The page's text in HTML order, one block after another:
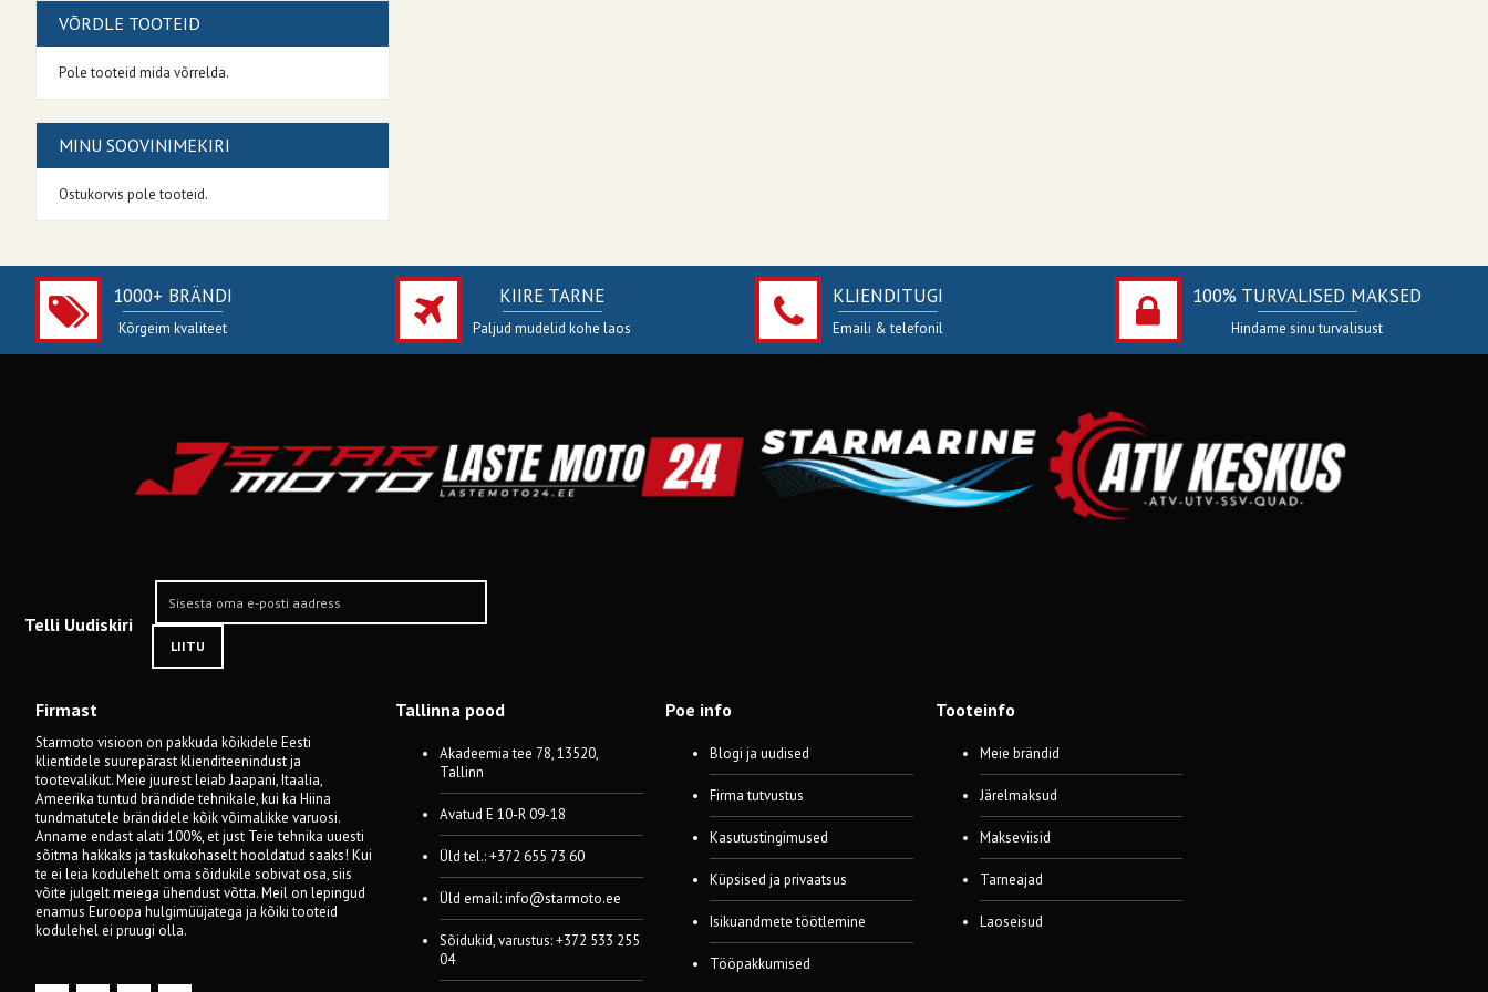
VÕRDLE TOOTEID
Pole tooteid mida võrrelda.
MINU SOOVINIMEKIRI
Ostukorvis pole tooteid.
1000+ BRÄNDI
Kõrgeim kvaliteet
KIIRE TARNE
Paljud mudelid kohe laos
KLIENDITUGI
Emaili & telefonil
100% TURVALISED MAKSED
Hindame sinu turvalisust
Telli Uudiskiri
LIITU
Firmast
Starmoto visioon on pakkuda kõikidele Eesti
klientidele suurepärast klienditeenindust ja
tootevalikut. Meie juurest leiab Jaapani, Itaalia,
Ameerika tuntud brändide tehnikale, kui ka Hiina
tundmatutele brändidele kõik võimalikke varuosi.
Anname endast alati 100%, et just Teie tehnika uuesti
sõitma hakkaks ja taskukohaselt hooldatud saaks! Kui
te ei leia kodulehelt oma sõidukile sobivat osa, siis
võite julgelt meiega ühendust võtta. Meil on lepingud
enamus Euroopa hulgimüüjatega ja kõiki tooteid
kodulehel ei pruugi olla.
Tallinna pood
Akadeemia tee 78, 13520,
Tallinn
Avatud E 10-R 09-18
Üld tel.: +372 655 73 60
Üld email:info@starmoto.ee
Sõidukid, varustus: +372 533 255
04
Poe info
Blogi ja uudised
Firma tutvustus
Kasutustingimused
Küpsised ja privaatsus
Isikuandmete töötlemine
Tööpakkumised
Tooteinfo
Meie brändid
Järelmaksud
Makseviisid
Tarneajad
Laoseisud